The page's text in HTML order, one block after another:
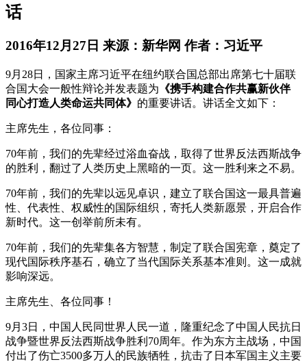
话
2016年12月27日 来源：新华网 作者：习近平
9月28日，国家主席习近平在纽约联合国总部出席第七十届联
合国大会一般性辩论并发表题为 《携手构建合作共赢新伙伴
同心打造人类命运共同体》 的重要讲话。讲话全文如下：
主席先生，各位同事：
70年前，我们的先辈经过浴血奋战，取得了世界反法西斯战争
的胜利，翻过了人类历史上黑暗的一页。这一胜利来之不易。
70年前，我们的先辈以远见卓识，建立了联合国这一最具普遍
性、代表性、权威性的国际组织，寄托人类新愿景，开启合作
新时代。这一创举前所未有。
70年前，我们的先辈集各方智慧，制定了联合国宪章，奠定了
现代国际秩序基石，确立了当代国际关系基本准则。这一成就
影响深远。
主席先生、各位同事！
9月3日，中国人民同世界人民一道，隆重纪念了中国人民抗日
战争暨世界反法西斯战争胜利70周年。作为东方主战场，中国
付出了伤亡3500多万人的民族牺牲，抗击了日本军国主义主要